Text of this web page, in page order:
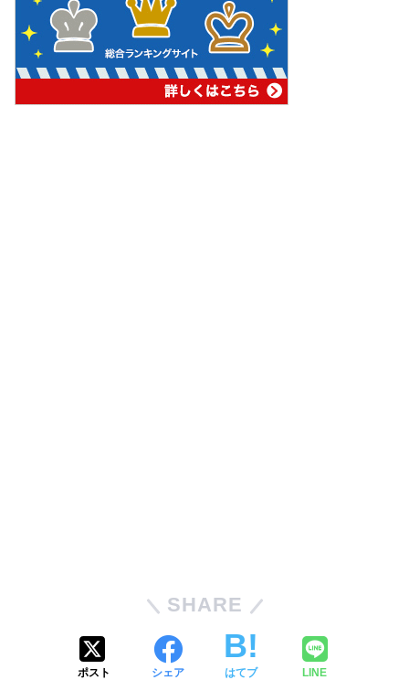
SHARE
ポスト シェア はてブ LINE